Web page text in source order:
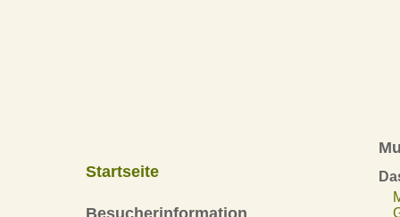
Startseite
Besucherinformation